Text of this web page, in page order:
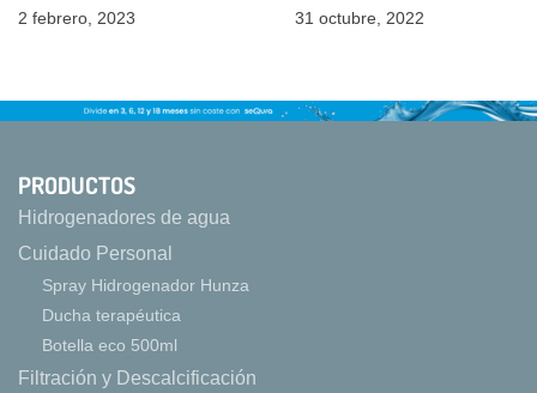
2 febrero, 2023 31 octubre, 2022
PRODUCTOS
Hidrogenadores de agua
Cuidado Personal
Spray Hidrogenador Hunza
Ducha terapéutica
Botella eco 500ml
Filtración y Descalcificación